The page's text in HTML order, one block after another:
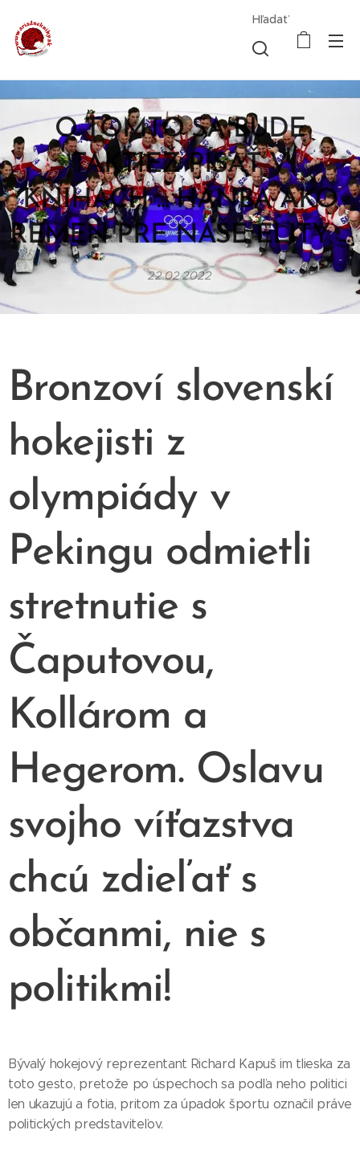
Hľadať
O TOMTO SA BUDE
TAKTIEŽ PÍSAŤ V
KNIHÁCH ... HANBA AKO
REMEŇ PRE NAŠE ELITY ...
22.02.2022
Bronzoví slovenskí
hokejisti z
olympiády v
Pekingu odmietli
stretnutie s
Čaputovou,
Kollárom a
Hegerom. Oslavu
svojho víťazstva
chcú zdieľať s
občanmi, nie s
politikmi!
Bývalý hokejový reprezentant Richard Kapuš im tlieska za
toto gesto, pretože po úspechoch sa podľa neho politici
len ukazujú a fotia, pritom za úpadok športu označil práve
politických predstaviteľov.